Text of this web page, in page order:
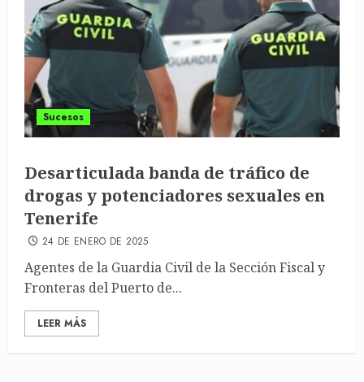
Sucesos
Desarticulada banda de tráfico de
drogas y potenciadores sexuales en
Tenerife
24 DE ENERO DE 2025
Agentes de la Guardia Civil de la Sección Fiscal y
Fronteras del Puerto de...
LEER MÁS